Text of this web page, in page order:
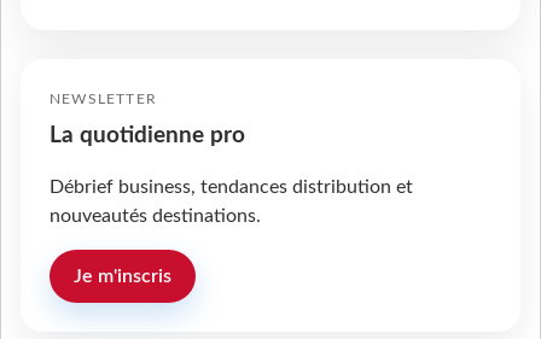
NEWSLETTER
La quotidienne pro
Débrief business, tendances distribution et
nouveautés destinations.
Je m'inscris